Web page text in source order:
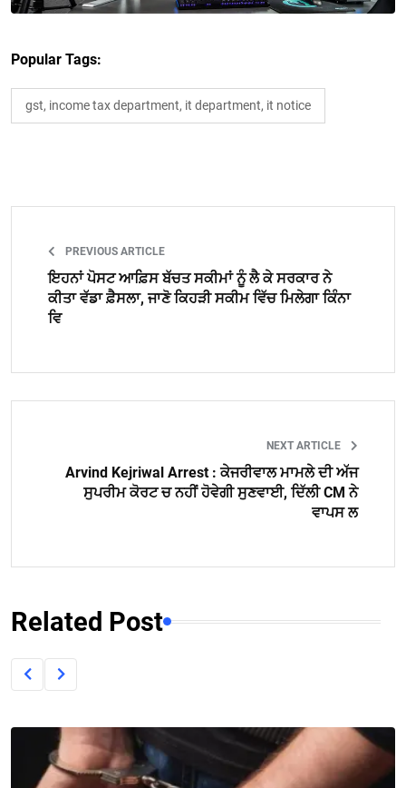
Popular Tags:
gst, income tax department, it department, it notice
PREVIOUS ARTICLE
ਇਹਨਾਂ ਪੋਸਟ ਆਫ਼ਿਸ ਬੱਚਤ ਸਕੀਮਾਂ ਨੂੰ ਲੈ ਕੇ ਸਰਕਾਰ ਨੇ
ਕੀਤਾ ਵੱਡਾ ਫ਼ੈਸਲਾ, ਜਾਣੋ ਕਿਹੜੀ ਸਕੀਮ ਵਿੱਚ ਮਿਲੇਗਾ ਕਿੰਨਾ
ਵਿ
NEXT ARTICLE
Arvind Kejriwal Arrest : ਕੇਜਰੀਵਾਲ ਮਾਮਲੇ ਦੀ ਅੱਜ
ਸੁਪਰੀਮ ਕੋਰਟ ਚ ਨਹੀਂ ਹੋਵੇਗੀ ਸੁਣਵਾਈ, ਦਿੱਲੀ CM ਨੇ
ਵਾਪਸ ਲ
Related Post